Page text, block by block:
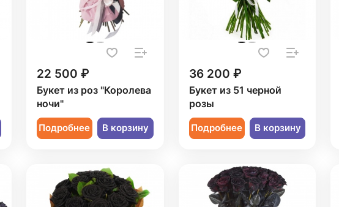
22 500 ₽
Букет из роз "Королева
ночи"
Подробнее В корзину
36 200 ₽
Букет из 51 черной
розы
Подробнее В корзину